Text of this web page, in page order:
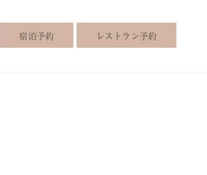
宿泊予約 レストラン予約